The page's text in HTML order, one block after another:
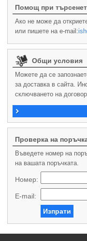
Помощ при
Ако не може да
или пишете на e-mail:
Общи условия
Можете да се
за доставка в сайта.
сключването на
Проверка на
Въведете номер на
на вашата поръчката.
Номер:
E-mail:
Изпрати